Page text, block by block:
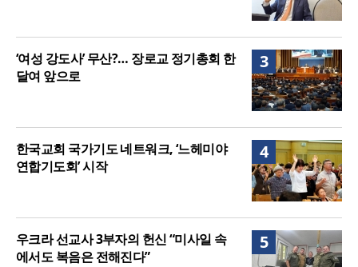
3
‘여성 강도사’ 무산?… 장로교 정기총회 한
달여 앞으로
4
한국교회 국가기도 네트워크, ‘느헤미야
연합기도회’ 시작
5
우크라 선교사 3부자의 헌신 “미사일 속
에서도 복음은 전해진다”